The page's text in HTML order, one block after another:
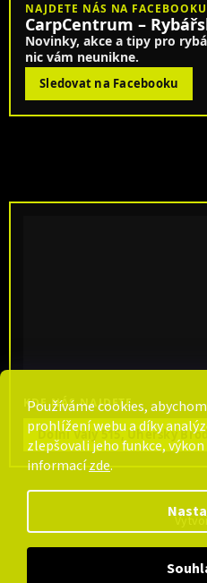
Používáme cookies,
prohlížení webu a díky
zlepšovali jeho funkce,
informacízde.
NAJDETE NÁS NA FACEBOOKU
CarpCentrum –
Novinky, akce a tipy pro
nic vám neunikne.
Sledovat na Facebooku
KDE NÁS NAJDETE
Dolní Valy 515, Uherský